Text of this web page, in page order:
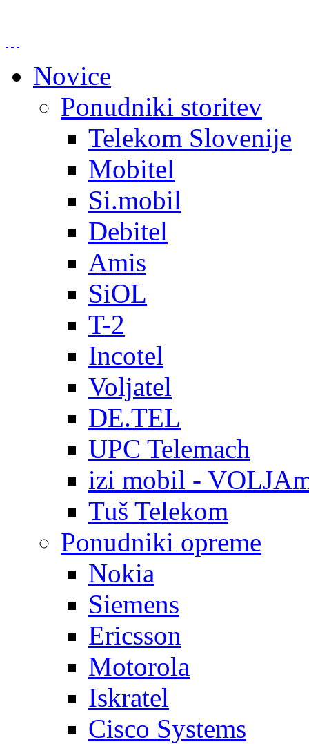
Novice
Ponudniki storitev
Telekom Slovenije
Mobitel
Si.mobil
Debitel
Amis
SiOL
T-2
Incotel
Voljatel
DE.TEL
UPC Telemach
izi mobil -
Tuš Telekom
Ponudniki opreme
Nokia
Siemens
Ericsson
Motorola
Iskratel
Cisco Systems